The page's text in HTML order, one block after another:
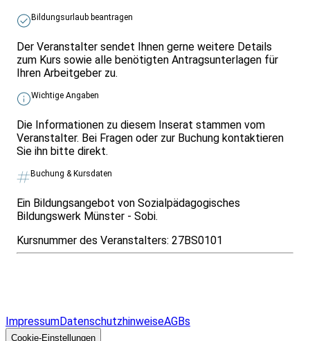
Bildungsurlaub beantragen
Der Veranstalter sendet Ihnen gerne weitere Details
zum Kurs sowie alle benötigten Antragsunterlagen für
Ihren Arbeitgeber zu.
Wichtige Angaben
Die Informationen zu diesem Inserat stammen vom
Veranstalter. Bei Fragen oder zur Buchung kontaktieren
Sie ihn bitte direkt.
Buchung & Kursdaten
Ein Bildungsangebot von Sozialpädagogisches
Bildungswerk Münster - Sobi.
Kursnummer des Veranstalters: 27BS0101
ImpressumDatenschutzhinweiseAGBs
Cookie-Einstellungen